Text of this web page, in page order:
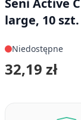
Seni Active
large, 10 szt.
Niedostępne
32,19 zł